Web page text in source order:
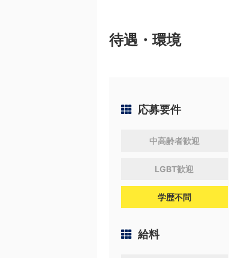
待遇・環境
応募要件
中高齢者歓迎
LGBT歓迎
学歴不問
給料